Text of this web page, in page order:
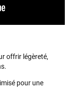
offrir légèreté,
pour une